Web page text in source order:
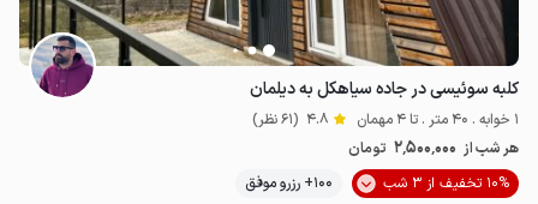
2.4 میلیون ت 4.8
کلبه سوئیسی در جاده سیاهکل به دیلمان
1 خوابه . 40 متر . تا 4 مهمان 4.8 (61 نظر)
هر شب از 2٬500٬000 تومان
10% تخفیف از 3 شب
100+ رزرو موفق